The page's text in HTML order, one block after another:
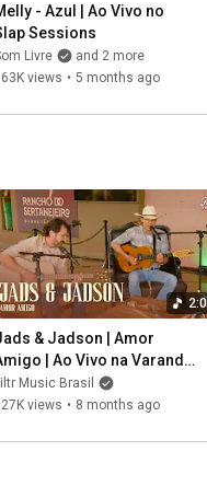
- Azul | Ao Vivo no
Sessions
Livre
and 2 more
views • 5 months ago
& Jadson | Amor
| Ao Vivo na Varanda
Sertanejeiro | Barretos
Music Brasil
views • 8 months ago